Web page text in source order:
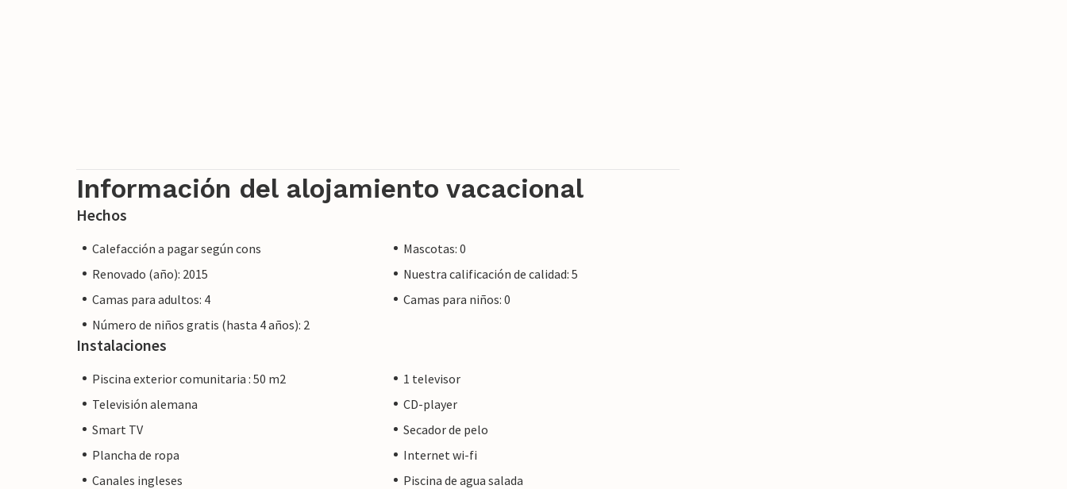
Información del alojamiento vacacional
Hechos
Calefacción a pagar según cons
Mascotas: 0
Renovado (año): 2015
Nuestra calificación de calidad: 5
Camas para adultos: 4
Camas para niños: 0
Número de niños gratis (hasta 4 años): 2
Instalaciones
Piscina exterior comunitaria : 50 m2
1 televisor
Televisión alemana
CD-player
Smart TV
Secador de pelo
Plancha de ropa
Internet wi-fi
Canales ingleses
Piscina de agua salada